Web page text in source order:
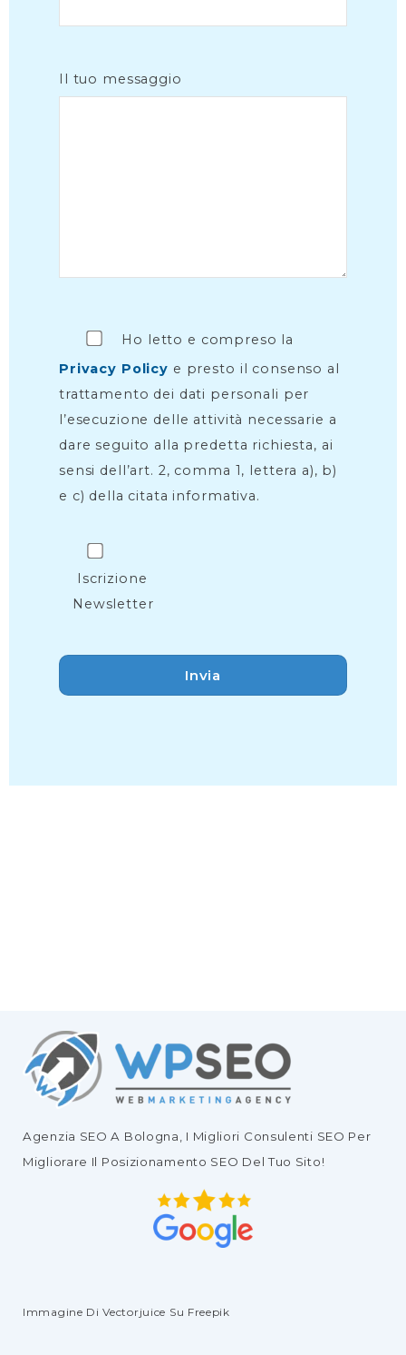
Il tuo messaggio
Ho letto e compreso la
Privacy Policy e presto il consenso al
trattamento dei dati personali per
l’esecuzione delle attività necessarie a
dare seguito alla predetta richiesta, ai
sensi dell’art. 2, comma 1, lettera a), b)
e c) della citata informativa.
Iscrizione
Newsletter
Agenzia SEO A Bologna, I Migliori Consulenti SEO Per
Migliorare Il Posizionamento SEO Del Tuo Sito!
Immagine Di Vectorjuice Su Freepik